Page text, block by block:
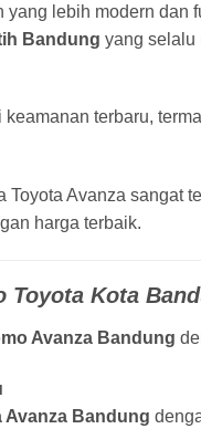
lebih modern
Bandung yang selalu
terbaru,
Toyota Avanza sangat
harga terbaik.
Toyota Kota
Avanza Bandung
Avanza Bandung